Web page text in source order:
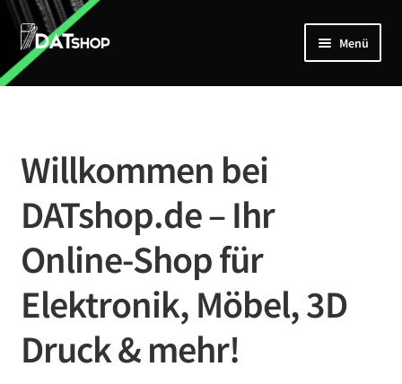
Zur
Navigation
springen
Zum
Inhalt
springen
Menü
Home
Mein Account
Kontakt
Willkommen bei
DATshop.de – Ihr
Online-Shop für
Elektronik, Möbel, 3D
Druck & mehr!